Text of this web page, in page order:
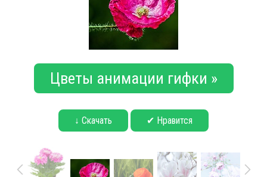
Цветы анимации гифки »
↓ Скачать ✔ Нравится